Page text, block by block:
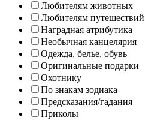
Любителям животных
Любителям путешествий
Наградная атрибутика
Необычная канцелярия
Одежда, белье, обувь
Оригинальные подарки
Охотнику
По знакам зодиака
Предсказания/гадания
Приколы